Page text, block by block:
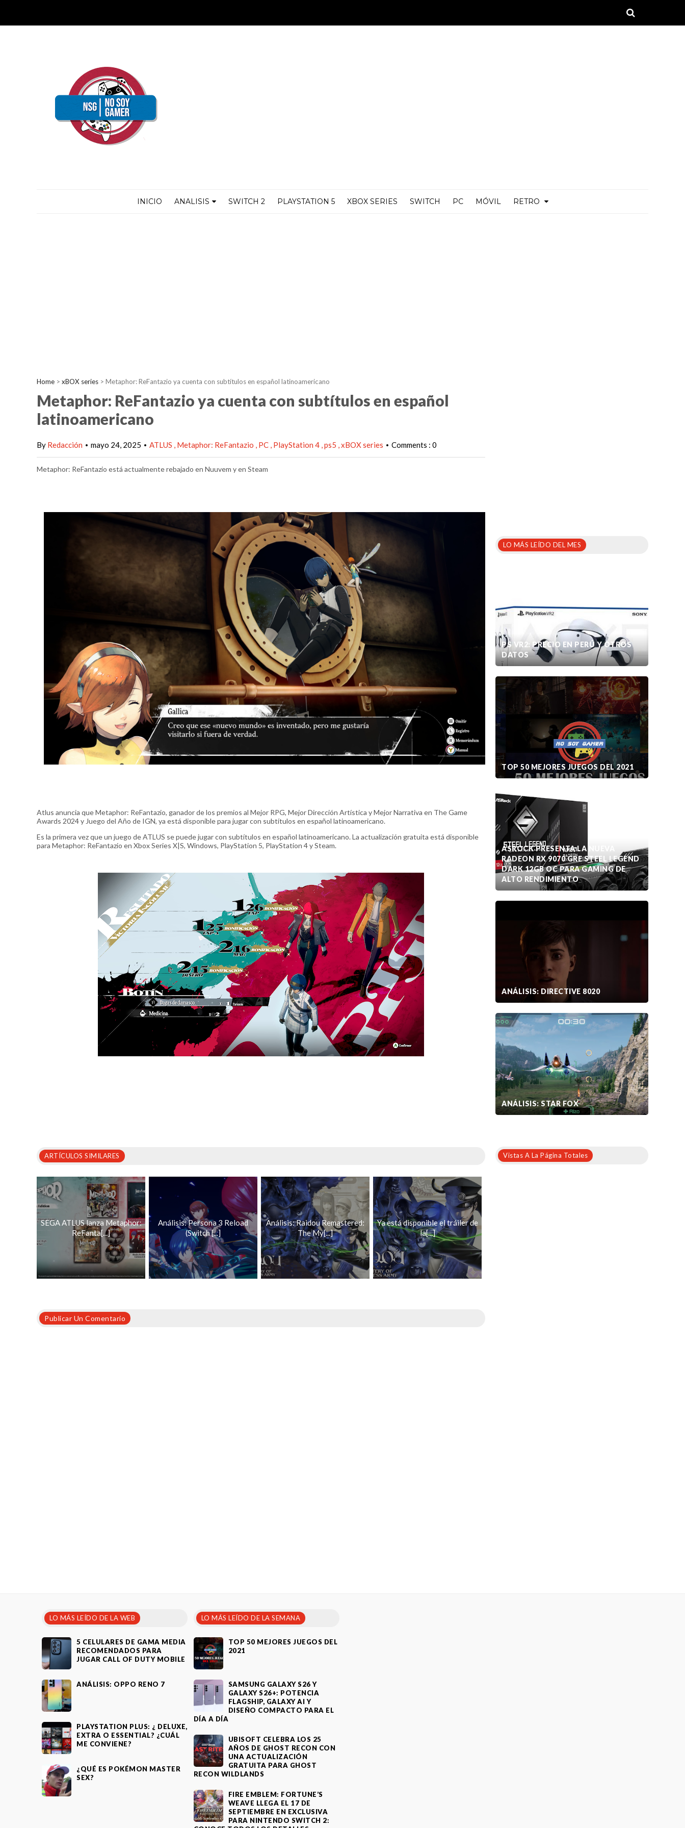
INICIO ANALISIS SWITCH 2 PLAYSTATION 5 XBOX SERIES SWITCH PC MÓVIL RETRO
Home > xBOX series > Metaphor: ReFantazio ya cuenta con subtítulos en español latinoamericano
Metaphor: ReFantazio ya cuenta con subtítulos en español
latinoamericano
By Redacción • mayo 24, 2025 • ATLUS Metaphor: ReFantazio PC PlayStation 4 ps5 xBOX series • Comments : 0
Metaphor: ReFantazio está actualmente rebajado en Nuuvem y en Steam
Atlus anuncia que Metaphor: ReFantazio, ganador de los premios al Mejor RPG, Mejor Dirección Artística y Mejor Narrativa en The Game
Awards 2024 y Juego del Año de IGN, ya está disponible para jugar con subtítulos en español latinoamericano.
Es la primera vez que un juego de ATLUS se puede jugar con subtítulos en español latinoamericano. La actualización gratuita está disponible
para Metaphor: ReFantazio en Xbox Series X|S, Windows, PlayStation 5, PlayStation 4 y Steam.
ARTÍCULOS SIMILARES
SEGA ATLUS lanza Metaphor:
ReFanta[...]
Análisis: Persona 3 Reload
(Switch [...]
Análisis: Raidou Remastered:
The My[...]
Ya está disponible el tráiler de
la[...]
Publicar Un Comentario
LO MÁS LEÍDO DEL MES
PS VR2: PRECIO EN PERÚ Y OTROS
DATOS
TOP 50 MEJORES JUEGOS DEL 2021
ASROCK PRESENTA LA NUEVA
RADEON RX 9070 GRE STEEL LEGEND
DARK 12GB OC PARA GAMING DE
ALTO RENDIMIENTO
ANÁLISIS: DIRECTIVE 8020
ANÁLISIS: STAR FOX
Vistas A La Página Totales
LO MÁS LEÍDO DE LA WEB
5 CELULARES DE GAMA MEDIA
RECOMENDADOS PARA
JUGAR CALL OF DUTY MOBILE
ANÁLISIS: OPPO RENO 7
PLAYSTATION PLUS: ¿ DELUXE,
EXTRA O ESSENTIAL? ¿CUÁL
ME CONVIENE?
¿QUÉ ES POKÉMON MASTER
SEX?
LO MÁS LEÍDO DE LA SEMANA
TOP 50 MEJORES JUEGOS DEL
2021
SAMSUNG GALAXY S26 Y
GALAXY S26+: POTENCIA
FLAGSHIP, GALAXY AI Y
DISEÑO COMPACTO PARA EL
DÍA A DÍA
UBISOFT CELEBRA LOS 25
AÑOS DE GHOST RECON CON
UNA ACTUALIZACIÓN
GRATUITA PARA GHOST
RECON WILDLANDS
FIRE EMBLEM: FORTUNE’S
WEAVE LLEGA EL 17 DE
SEPTIEMBRE EN EXCLUSIVA
PARA NINTENDO SWITCH 2: